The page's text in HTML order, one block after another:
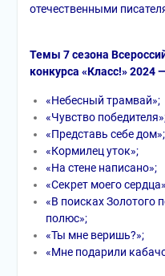
отечественными
Темы 7 сезона
конкурса «Класс!» 2024
«Небесный трамвай»;
«Чувство
«Представь себе дом»;
«Кормилец уток»;
«На стене написано»;
«Секрет моего
«В поисках Золотого
полюс»;
«Ты мне веришь?»;
«Мне подарили